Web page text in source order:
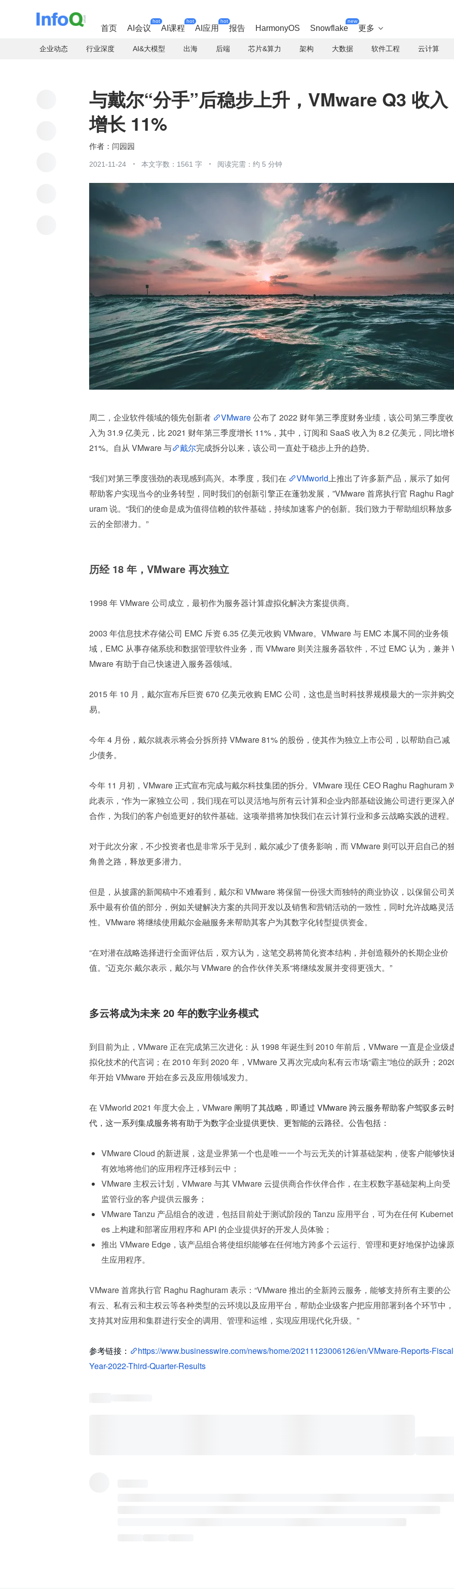
首页 AI会议
hot
AI课程
hot
AI应用
hot
报告 HarmonyOS Snowflake
new
更多 
企业动态 行业深度 AI&大模型 出海 后端 芯片&算力 架构 大数据 软件工程 云计算
与戴尔“分手”后稳步上升，VMware Q3 收入
增长 11%
闫园园
2021-11-24 本文字数：1561 字 阅读完需：约 5 分钟
周二，企业软件领域的领先创新者 VMware 公布了 2022 财年第三季度财务业绩，该公司第三季度收
入为 31.9 亿美元，比 2021 财年第三季度增长 11%，其中，订阅和 SaaS 收入为 8.2 亿美元，同比增
21%。自从 VMware 与
戴尔完成拆分以来，该公司一直处于稳步上升的趋势。
“我们对第三季度强劲的表现感到高兴。本季度，我们在 VMworld上推出了许多新产品，展示了如何
帮助客户实现当今的业务转型，同时我们的创新引擎正在蓬勃发展，”VMware 首席执行官 Raghu
uram 说。“我们的使命是成为值得信赖的软件基础，​​持续加速客户的创新。我们致力于帮助组织释放多
云的全部潜力。”
历经 18 年，VMware 再次独立
1998 年 VMware 公司成立，最初作为服务器计算虚拟化解决方案提供商。
2003 年信息技术存储公司 EMC 斥资 6.35 亿美元收购 VMware。VMware 与 EMC 本属不同的业务领
域，EMC 从事存储系统和数据管理软件业务，而 VMware 则关注服务器软件，不过 EMC 认为，兼并
Mware 有助于自己快速进入服务器领域。
2015 年 10 月，戴尔宣布斥巨资 670 亿美元收购 EMC 公司，这也是当时科技界规模最大的一宗并购交
易。
今年 4 月份，戴尔就表示将会分拆所持 VMware 81% 的股份，使其作为独立上市公司，以帮助自己减
少债务。
今年 11 月初，VMware 正式宣布完成与戴尔科技集团的拆分。VMware 现任 CEO Raghu Raghuram
此表示，“作为一家独立公司，我们现在可以灵活地与所有云计算和企业内部基础设施公司进行更深入
合作，为我们的客户创造更好的软件基础。这项举措将加快我们在云计算行业和多云战略实践的进程。
对于此次分家，不少投资者也是非常乐于见到，戴尔减少了债务影响，而 VMware 则可以开启自己的
角兽之路，释放更多潜力。
但是，从披露的新闻稿中不难看到，戴尔和 VMware 将保留一份强大而独特的商业协议，以保留公司
系中最有价值的部分，例如关键解决方案的共同开发以及销售和营销活动的一致性，同时允许战略灵活
性。VMware 将继续使用戴尔金融服务来帮助其客户为其数字化转型提供资金。
“在对潜在战略选择进行全面评估后，双方认为，这笔交易将简化资本结构，并创造额外的长期企业价
值。”迈克尔·戴尔表示，戴尔与 VMware 的合作伙伴关系“将继续发展并变得更强大。”
多云将成为未来 20 年的数字业务模式
到目前为止，VMware 正在完成第三次进化：从 1998 年诞生到 2010 年前后，VMware 一直是企业级
拟化技术的代言词；在 2010 年到 2020 年，VMware 又再次完成向私有云市场“霸主”地位的跃升；
年开始 VMware 开始在多云及应用领域发力。
在 VMworld 2021 年度大会上， VMware 阐明了其战略，即通过 VMware 跨云服务帮助客户驾驭多云时
代，这一系列集成服务将有助于为数字企业提供更快、更智能的云路径。公告包括：
VMware Cloud 的新进展，这是业界第一个也是唯一一个与云无关的计算基础架构，使客户能够快
有效地将他们的应用程序迁移到云中；
VMware 主权云计划，VMware 与其 VMware 云提供商合作伙伴合作，在主权数字基础架构上向受
监管行业的客户提供云服务；
VMware Tanzu 产品组合的改进，包括目前处于测试阶段的 Tanzu 应用平台，可为在任何 Kubernet
es 上构建和部署应用程序和 API 的企业提供好的开发人员体验；
推出 VMware Edge，该产品组合将使组织能够在任何地方跨多个云运行、管理和更好地保护边缘原
生应用程序。
VMware 首席执行官 Raghu Raghuram 表示：“VMware 推出的全新跨云服务，能够支持所有主要的公
有云、私有云和主权云等各种类型的云环境以及应用平台，帮助企业级客户把应用部署到各个环节中，
支持其对应用和集群进行安全的调用、管理和运维，实现应用现代化升级。”
参考链接：
https://www.businesswire.com/news/home/20211123006126/en/VMware-Reports-
Year-2022-Third-Quarter-Results